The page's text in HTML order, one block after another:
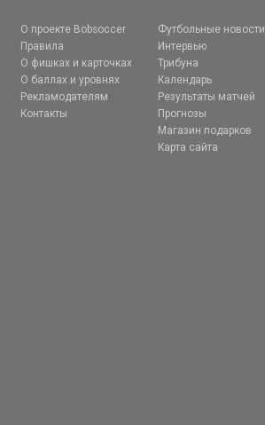
О проекте Bobsoccer
Правила
О фишках и карточках
О баллах и уровнях
Рекламодателям
Контакты
Футбольные новости
Интервью
Трибуна
Календарь
Результаты матчей
Прогнозы
Магазин подарков
Карта сайта